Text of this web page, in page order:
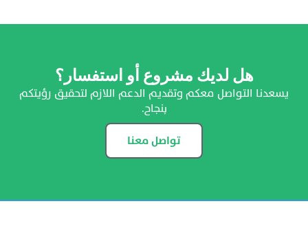
هل لديك مشروع أو استفسار؟
يسعدنا التواصل معكم وتقديم الدعم اللازم لتحقيق رؤيتكم
بنجاح.
تواصل معنا